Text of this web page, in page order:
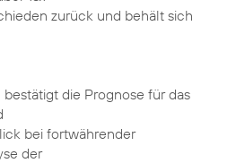
zurück und behält sich
die Prognose für das
bei fortwährender
der